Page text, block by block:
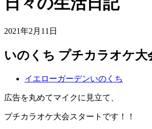
2021年2月11日
いのくち プチカラオケ大
イエローガーデンいのくち
広告を丸めてマイクに見立て、
プチカラオケ大会スタートです！！